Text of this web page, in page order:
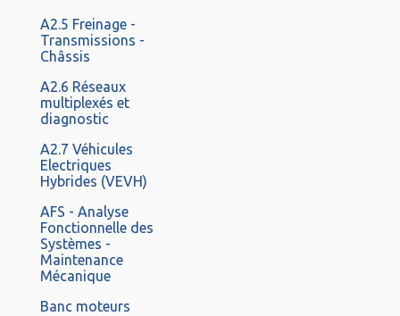
A2.5 Freinage -
Transmissions -
Châssis
A2.6 Réseaux
multiplexés et
diagnostic
A2.7 Véhicules
Electriques
Hybrides (VEVH)
AFS - Analyse
Fonctionnelle des
Systèmes -
Maintenance
Mécanique
Banc moteurs